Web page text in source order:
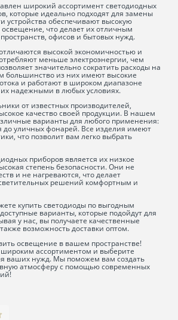
широкий ассортимент светодиодных
которые идеально подходят для замены
устройства обеспечивают высокую
что делает их отличным
офисов и бытовых нужд.
высокой экономичностью и
меньше электроэнергии, чем
значительно сократить расходы на
большинство из них имеют высокие
и работают в широком диапазоне
их надежными в любых условиях.
от известных производителей,
качество своей продукции. В нашем
варианты для любого применения:
до уличных фонарей. Все изделия имеют
что позволит вам легко выбрать
приборов является их низкое
степень безопасности. Они не
и не нагреваются, что делает
решений комфортным и
купить светодиоды по выгодным
варианты, которые подойдут для
у нас, вы получаете качественные
возможность доставки оптом.
освещение в вашем пространстве!
ассортиментом и выберите
ваших нужд. Мы поможем вам создать
атмосферу с помощью современных